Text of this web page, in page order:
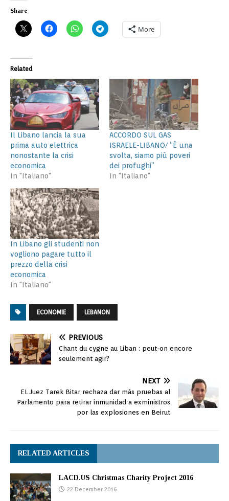
Share
More
Related
Il Libano lancia la sua
prima auto elettrica
nonostante la crisi
economica
In "Italiano"
ACCORDO SUL GAS
ISRAELE-LIBANO/ “È una
svolta, siamo più poveri
dei profughi”
In "Italiano"
In Libano gli studenti non
vogliono pagare tutto il
prezzo della crisi
economica
In "Italiano"
ECONOMIE LEBANON
PREVIOUS
Chant du cygne au Liban : peut-on encore
seulement agir?
NEXT
EL Juez Tarek Bitar rechaza dar más pruebas al
Parlamento para retirar inmunidad a exministros
por las explosiones en Beirut
RELATED ARTICLES
LACD.US Christmas Charity Project 2016
22 December 2016